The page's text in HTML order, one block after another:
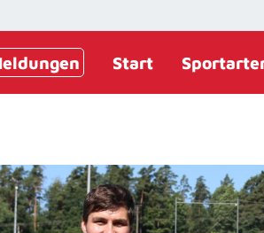
Start